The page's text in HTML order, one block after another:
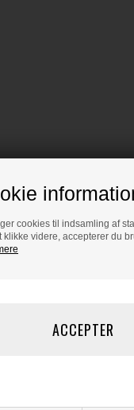
cookies til indsamling af
klikke videre, accepterer du